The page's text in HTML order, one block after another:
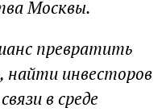
Москвы.
превратить
найти инвесторов
в среде